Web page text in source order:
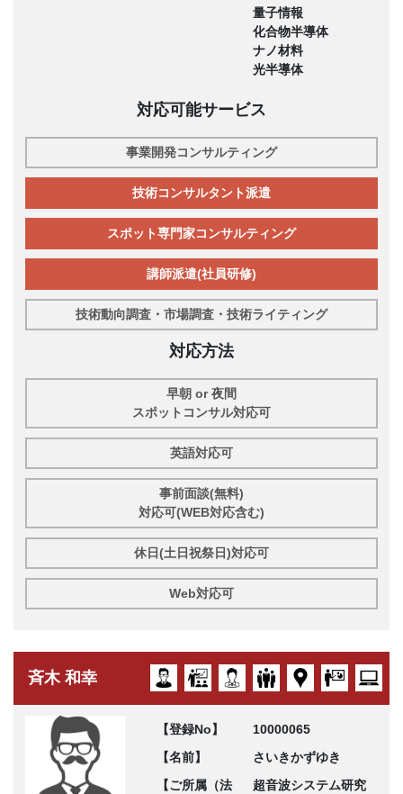
量子情報
化合物半導体
ナノ材料
光半導体
対応可能サービス
事業開発コンサルティング
技術コンサルタント派遣
スポット専門家コンサルティング
講師派遣(社員研修)
技術動向調査・市場調査・技術ライティング
対応方法
早朝 or 夜間
スポットコンサル対応可
英語対応可
事前面談(無料)
対応可(WEB対応含む)
休日(土日祝祭日)対応可
Web対応可
斉木 和幸
【登録No】
10000065
【名前】
さいきかずゆき
【ご所属（法
超音波システム研究